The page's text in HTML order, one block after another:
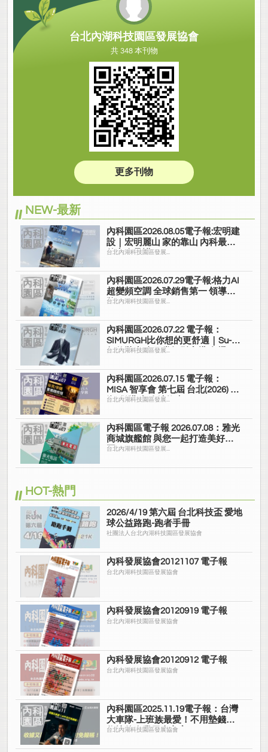
台北內湖科技園區發展協會
共 348 本刊物
更多刊物
NEW-最新
內科園區2026.08.05電子報:宏明建
設｜宏明麗山 家的靠山 內科最高
的安全承諾
台北內湖科技園區發展...
內科園區2026.07.29電子報:格力AI
超變頻空調 全球銷售第一 領導品
牌
台北內湖科技園區發展...
內科園區2026.07.22 電子報：
SIMURGH比你想的更舒適｜Su-Si
舒仕裝 都會日常輕鬆穿搭 免燙可
台北內湖科技園區發展...
內科園區2026.07.15 電子報：
MISA 智享會 第七屆 台北(2026) 投
資/併購 實務精修班
台北內湖科技園區發展...
內科園區電子報 2026.07.08：雅光
商城旗艦館 與您一起打造美好家
園
台北內湖科技園區發展...
HOT-熱門
2026/4/19 第六屆 台北科技盃 愛地
球公益路跑-跑者手冊
社團法人台北內湖科技園區發展協會
內科發展協會20121107 電子報
台北內湖科技園區發展協會
內科發展協會20120919 電子報
台北內湖科技園區發展協會
內科發展協會20120912 電子報
台北內湖科技園區發展協會
內科園區2025.11.19電子報：台灣
大車隊-上班族最愛！不用墊錢拿
收據的企業用車方案
台北內湖科技園區發展協會